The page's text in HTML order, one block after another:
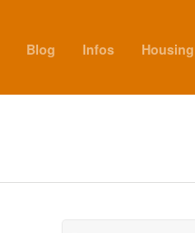
Blog Infos Housing